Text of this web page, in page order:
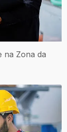
na Zona da